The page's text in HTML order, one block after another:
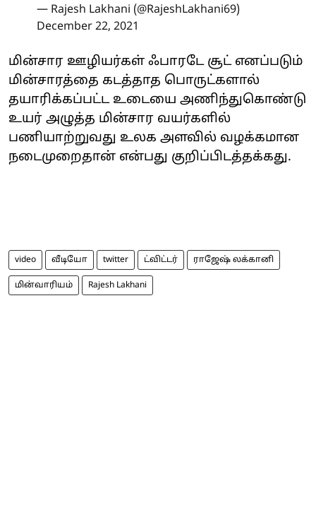
— Rajesh Lakhani (@RajeshLakhani69)
December 22, 2021
மின்சார ஊழியர்கள் ஃபாரடே சூட் எனப்படும்
மின்சாரத்தை கடத்தாத பொருட்களால்
தயாரிக்கப்பட்ட உடையை அணிந்துகொண்டு
உயர் அழுத்த மின்சார வயர்களில்
பணியாற்றுவது உலக அளவில் வழக்கமான
நடைமுறைதான் என்பது குறிப்பிடத்தக்கது.
video வீடியோ twitter ட்விட்டர் ராஜேஷ் லக்கானி
மின்வாரியம் Rajesh Lakhani